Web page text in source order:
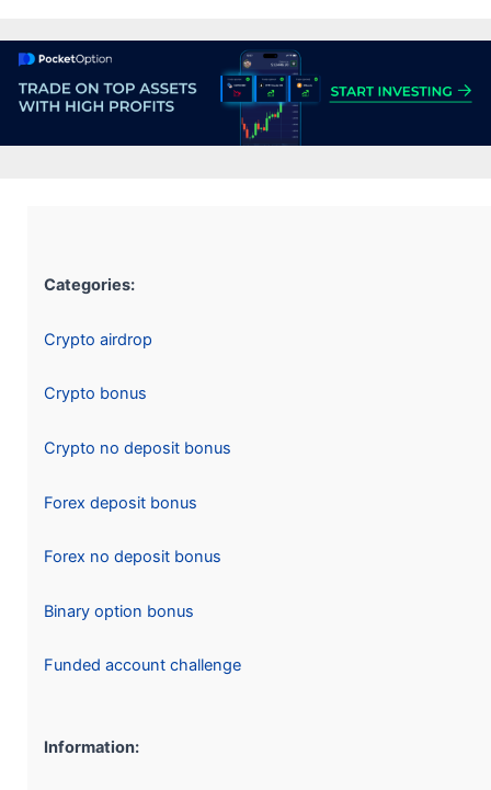
Categories:
Crypto airdrop
Crypto bonus
Crypto no deposit bonus
Forex deposit bonus
Forex no deposit bonus
Binary option bonus
Funded account challenge
Information: